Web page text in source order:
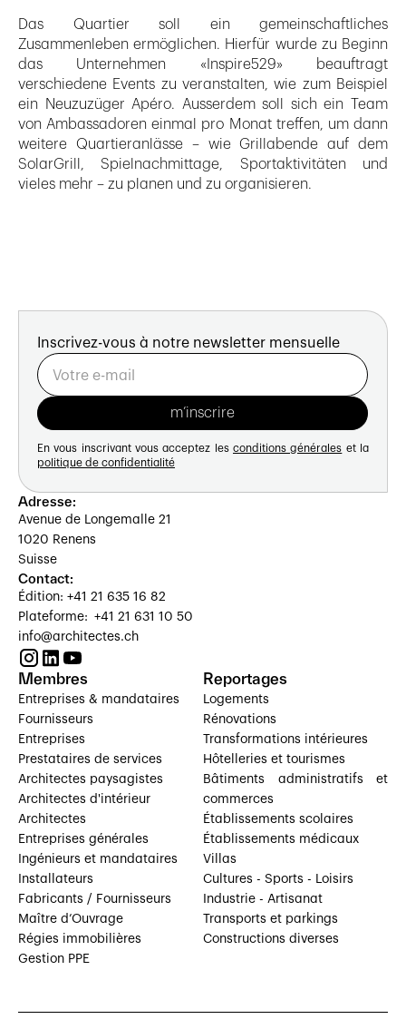
Das Quartier soll ein gemeinschaftliches
Zusammenleben ermöglichen. Hierfür wurde zu Beginn
das Unternehmen «Inspire529» beauftragt
verschiedene Events zu veranstalten, wie zum Beispiel
ein Neuzuzüger Apéro. Ausserdem soll sich ein Team
von Ambassadoren einmal pro Monat treffen, um dann
weitere Quartieranlässe – wie Grillabende auf dem
SolarGrill, Spielnachmittage, Sportaktivitäten und
vieles mehr – zu planen und zu organisieren.
Inscrivez-vous à notre newsletter mensuelle
En vous inscrivant vous acceptez les conditions générales et la
politique de confidentialité
Adresse:
Avenue de Longemalle 21
1020 Renens
Suisse
Contact:
Édition: +41 21 635 16 82
Plateforme: +41 21 631 10 50
info@architectes.ch
Membres
Entreprises & mandataires
Fournisseurs
Entreprises
Prestataires de services
Architectes paysagistes
Architectes d'intérieur
Architectes
Entreprises générales
Ingénieurs et mandataires
Installateurs
Fabricants / Fournisseurs
Maître d’Ouvrage
Régies immobilières
Gestion PPE
Reportages
Logements
Rénovations
Transformations intérieures
Hôtelleries et tourismes
Bâtiments administratifs et
commerces
Établissements scolaires
Établissements médicaux
Villas
Cultures - Sports - Loisirs
Industrie - Artisanat
Transports et parkings
Constructions diverses